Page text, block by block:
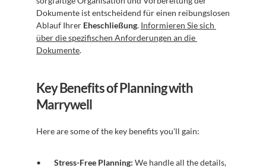
Dokumente ist entscheidend für einen reibungslosen
Ablauf Ihrer Eheschließung. Informieren Sie sich
über die spezifischen Anforderungen an die
Dokumente.
Key Benefits of Planning with
Marrywell
Here are some of the key benefits you'll gain:
Stress-Free Planning: We handle all the details,